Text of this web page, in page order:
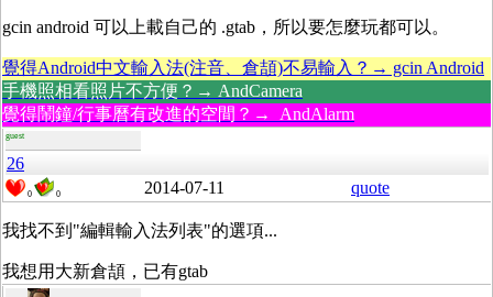
gcin android 可以上載自己的 .gtab，所以要怎麼玩都可以。
覺得Android中文輸入法(注音、倉頡)不易輸入？→ gcin Android
手機照相看照片不方便？→ AndCamera
覺得鬧鐘/行事曆有改進的空間？→ AndAlarm
guest
26
0 0 2014-07-11 quote
我找不到"編輯輸入法列表"的選項...
我想用大新倉頡，已有gtab